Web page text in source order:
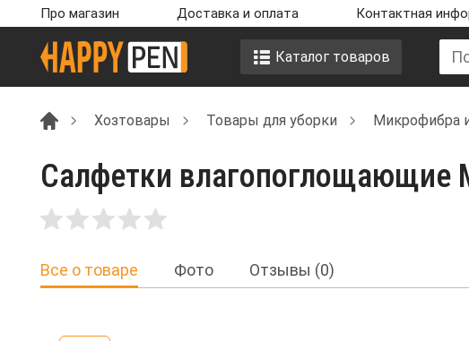
Про магазин Доставка и оплата Контактная
Каталог товаров
Хозтовары Товары для уборки Микрофибра
Салфетки
Все о товаре Фото Отзывы (0)